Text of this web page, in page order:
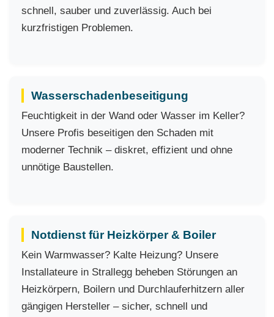
schnell, sauber und zuverlässig. Auch bei
kurzfristigen Problemen.
Wasserschadenbeseitigung
Feuchtigkeit in der Wand oder Wasser im Keller?
Unsere Profis beseitigen den Schaden mit
moderner Technik – diskret, effizient und ohne
unnötige Baustellen.
Notdienst für Heizkörper & Boiler
Kein Warmwasser? Kalte Heizung? Unsere
Installateure in Strallegg beheben Störungen an
Heizkörpern, Boilern und Durchlauferhitzern aller
gängigen Hersteller – sicher, schnell und